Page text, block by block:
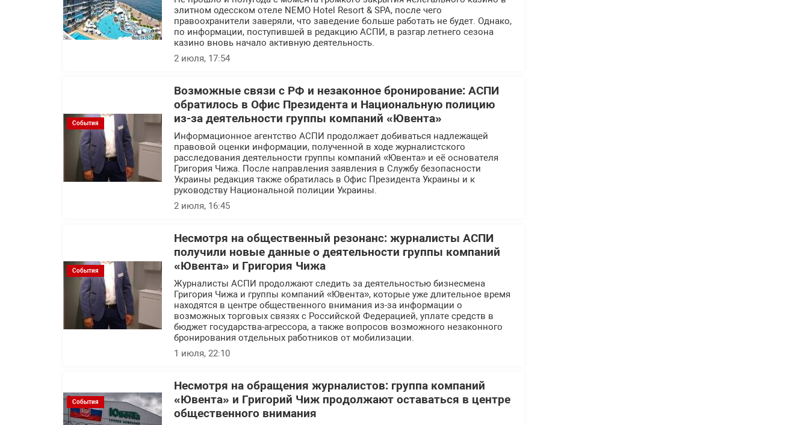
элитном одесском отеле NEMO Hotel Resort & SPA, после чего
правоохранители заверяли, что заведение больше работать не будет. Однако,
по информации, поступившей в редакцию АСПИ, в разгар летнего сезона
казино вновь начало активную деятельность.
2 июля, 17:54
События
Возможные связи с РФ и незаконное бронирование: АСПИ
обратилось в Офис Президента и Национальную полицию
из-за деятельности группы компаний «Ювента»
Информационное агентство АСПИ продолжает добиваться надлежащей
правовой оценки информации, полученной в ходе журналистского
расследования деятельности группы компаний «Ювента» и её основателя
Григория Чижа. После направления заявления в Службу безопасности
Украины редакция также обратилась в Офис Президента Украины и к
руководству Национальной полиции Украины.
2 июля, 16:45
События
Несмотря на общественный резонанс: журналисты АСПИ
получили новые данные о деятельности группы компаний
«Ювента» и Григория Чижа
Журналисты АСПИ продолжают следить за деятельностью бизнесмена
Григория Чижа и группы компаний «Ювента», которые уже длительное время
находятся в центре общественного внимания из-за информации о
возможных торговых связях с Российской Федерацией, уплате средств в
бюджет государства-агрессора, а также вопросов возможного незаконного
бронирования отдельных работников от мобилизации.
1 июля, 22:10
События
Несмотря на обращения журналистов: группа компаний
«Ювента» и Григорий Чиж продолжают оставаться в центре
общественного внимания